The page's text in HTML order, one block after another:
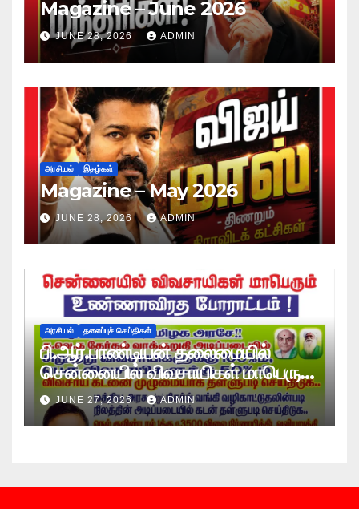
Magazine – June 2026
JUNE 28, 2026 ADMIN
அரசியல் இதழ்கள்
Magazine – May 2026
JUNE 28, 2026 ADMIN
அரசியல் தலைப்புச் செய்திகள்
பி.ஆர்.பாண்டியன் தலைமையில்
சென்னையில் விவசாயிகள் மாபெரும்
உண்ணாவிரத போராட்டம் !
JUNE 27, 2026 ADMIN